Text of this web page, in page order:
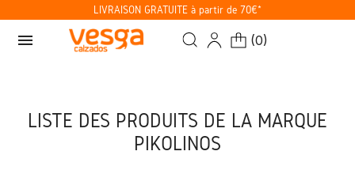
LIVRAISON GRATUITE à partir de 70€*
menu (0)
LISTE DES PRODUITS DE LA MARQUE
PIKOLINOS